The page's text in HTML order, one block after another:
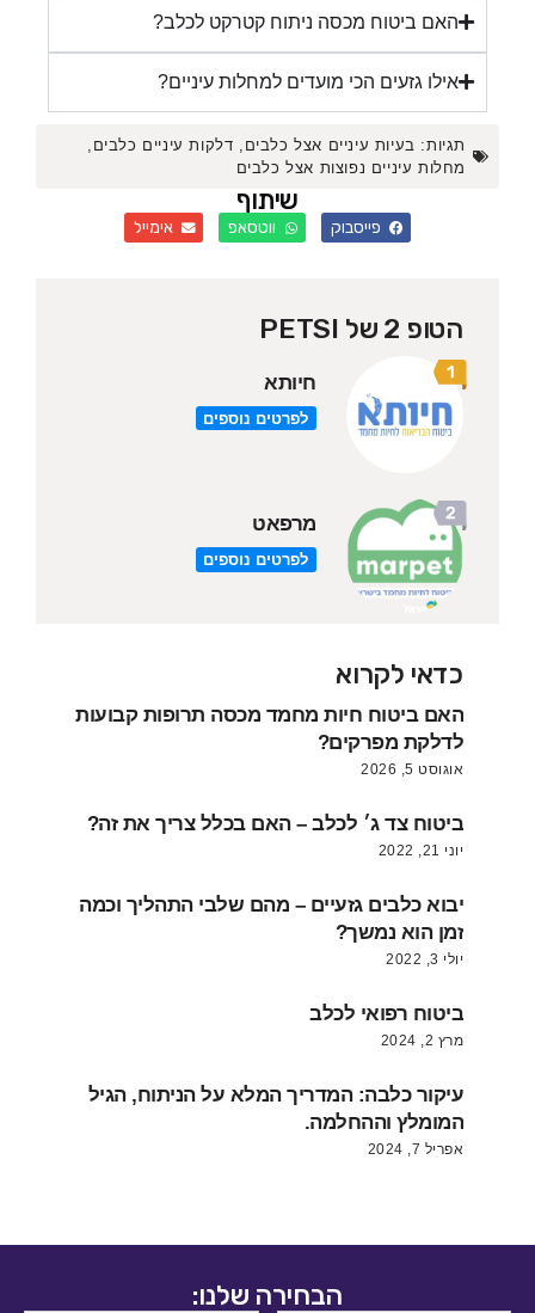
האם ביטוח מכסה ניתוח קטרקט לכלב?
אילו גזעים הכי מועדים למחלות עיניים?
בעיות עיניים אצל כלבים,דלקות עיניים כלבים,
עיניים נפוצות אצל כלבים
ווטסאפ אימייל
לפרטים נוספים
מרפאט
לפרטים נוספים
כדאי לקרוא
האם ביטוח חיות מחמד מכסה תרופות קבועות
לדלקת מפרקים?
ביטוח צד ג׳ לכלב – האם בכלל צריך את זה?
יבוא כלבים גזעיים – מהם שלבי התהליך וכמה
זמן הוא נמשך?
ביטוח רפואי לכלב
עיקור כלבה: המדריך המלא על הניתוח, הגיל
המומלץ וההחלמה.
הבחירה שלנו: